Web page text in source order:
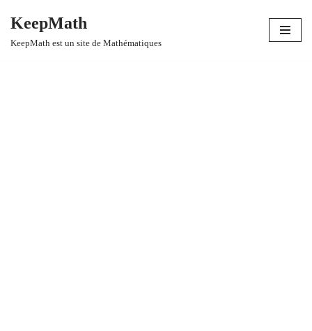
Aller
KeepMath
KeepMath est un site de Mathématiques